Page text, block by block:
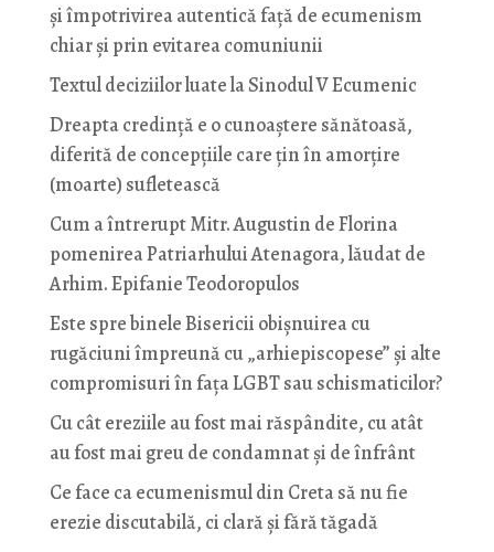
și împotrivirea autentică față de ecumenism
chiar și prin evitarea comuniunii
Textul deciziilor luate la Sinodul V Ecumenic
Dreapta credință e o cunoaștere sănătoasă,
diferită de concepțiile care țin în amorțire
(moarte) sufletească
Cum a întrerupt Mitr. Augustin de Florina
pomenirea Patriarhului Atenagora, lăudat de
Arhim. Epifanie Teodoropulos
Este spre binele Bisericii obișnuirea cu
rugăciuni împreună cu „arhiepiscopese” și alte
compromisuri în fața LGBT sau schismaticilor?
Cu cât ereziile au fost mai răspândite, cu atât
au fost mai greu de condamnat și de înfrânt
Ce face ca ecumenismul din Creta să nu fie
erezie discutabilă, ci clară și fără tăgadă